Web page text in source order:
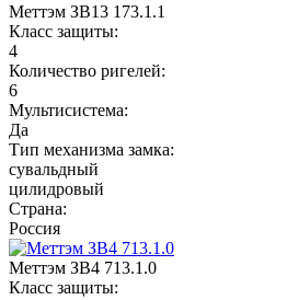
Меттэм ЗВ13 173.1.1
Класс защиты:
4
Количество ригелей:
6
Мультисистема:
Да
Тип механизма замка:
сувальдный
цилидровый
Страна:
Россия
Меттэм ЗВ4 713.1.0
Класс защиты: